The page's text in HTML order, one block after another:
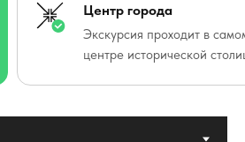
Центр города
Экскурсия проходит в
центре исторической